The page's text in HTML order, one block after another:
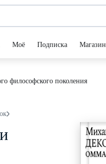
Моё Подписка Магазин
философского поколения